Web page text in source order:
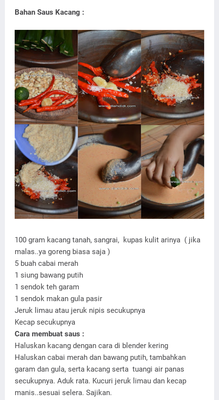
Bahan Saus Kacang :
100 gram kacang tanah, sangrai, kupas kulit arinya ( jika
malas..ya goreng biasa saja )
5 buah cabai merah
1 siung bawang putih
1 sendok teh garam
1 sendok makan gula pasir
Jeruk limau atau jeruk nipis secukupnya
Kecap secukupnya
Cara membuat saus :
Haluskan kacang dengan cara di blender kering
Haluskan cabai merah dan bawang putih, tambahkan
garam dan gula, serta kacang serta tuangi air panas
secukupnya. Aduk rata. Kucuri jeruk limau dan kecap
manis..sesuai selera. Sajikan.